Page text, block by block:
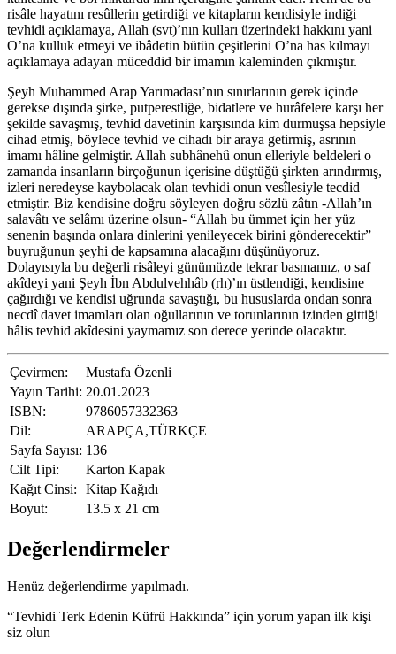
risâle hayatını resûllerin getirdiği ve kitapların kendisiyle indiği
tevhidi açıklamaya, Allah (svt)’nın kulları üzerindeki hakkını yani
O’na kulluk etmeyi ve ibâdetin bütün çeşitlerini O’na has kılmayı
açıklamaya adayan müceddid bir imamın kaleminden çıkmıştır.
Şeyh Muhammed Arap Yarımadası’nın sınırlarının gerek içinde
gerekse dışında şirke, putperestliğe, bidatlere ve hurâfelere karşı her
şekilde savaşmış, tevhid davetinin karşısında kim durmuşsa hepsiyle
cihad etmiş, böylece tevhid ve cihadı bir araya getirmiş, asrının
imamı hâline gelmiştir. Allah subhânehû onun elleriyle beldeleri o
zamanda insanların birçoğunun içerisine düştüğü şirkten arındırmış,
izleri neredeyse kaybolacak olan tevhidi onun vesîlesiyle tecdid
etmiştir. Biz kendisine doğru söyleyen doğru sözlü zâtın -Allah’ın
salavâtı ve selâmı üzerine olsun- “Allah bu ümmet için her yüz
senenin başında onlara dinlerini yenileyecek birini gönderecektir”
buyruğunun şeyhi de kapsamına alacağını düşünüyoruz.
Dolayısıyla bu değerli risâleyi günümüzde tekrar basmamız, o saf
akîdeyi yani Şeyh İbn Abdulvehhâb (rh)’ın üstlendiği, kendisine
çağırdığı ve kendisi uğrunda savaştığı, bu hususlarda ondan sonra
necdî davet imamları olan oğullarının ve torunlarının izinden gittiği
hâlis tevhid akîdesini yaymamız son derece yerinde olacaktır.
Çevirmen:
Mustafa Özenli
Yayın Tarihi: 20.01.2023
ISBN:
9786057332363
Dil:
ARAPÇA,TÜRKÇE
Sayfa Sayısı: 136
Cilt Tipi:
Karton Kapak
Kağıt Cinsi:
Kitap Kağıdı
Boyut:
13.5 x 21 cm
Değerlendirmeler
Henüz değerlendirme yapılmadı.
“Tevhidi Terk Edenin Küfrü Hakkında” için yorum yapan ilk kişi
siz olun